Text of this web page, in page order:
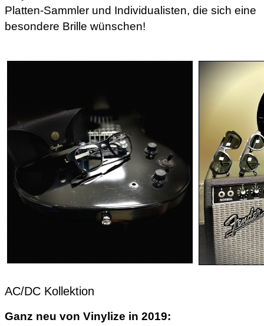
Platten-Sammler und Individualisten, die sich eine
besondere Brille wünschen!
AC/DC Kollektion
Ganz neu von Vinylize in 2019: